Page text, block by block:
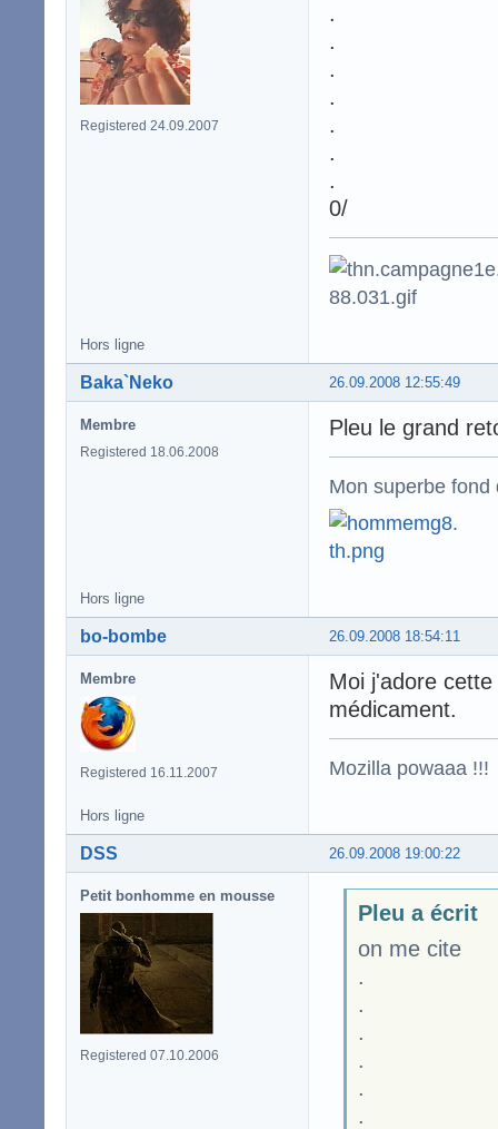
Registered 24.09.2007
.
.
.
.
.
.
.
0/
Hors ligne
26.09.2008 12:55:49
Baka`Neko
Membre
Registered 18.06.2008
Pleu le grand
Mon superbe fond
Hors ligne
26.09.2008 18:54:11
bo-bombe
Membre
Registered 16.11.2007
Moi j'adore
médicament.
Mozilla powaaa !!!
Hors ligne
26.09.2008 19:00:22
DSS
Petit bonhomme en mousse
Registered 07.10.2006
Pleu a écrit
on me cite
.
.
.
.
.
.